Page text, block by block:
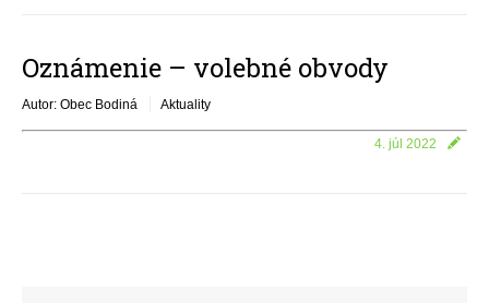
Oznámenie – volebné obvody
Autor: Obec Bodiná Aktuality
4. júl 2022